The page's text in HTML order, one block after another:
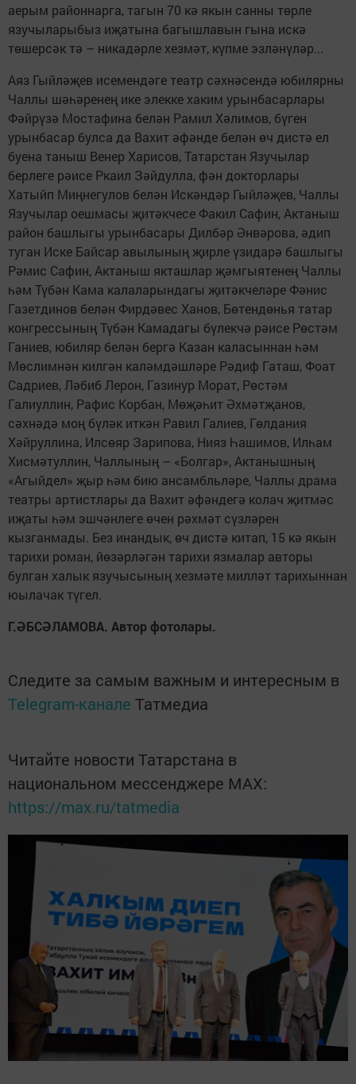
аерым районнарга, тагын 70 кә якын санны төрле
язучыларыбыз иҗатына багышлавын гына искә
төшерсәк тә – никадәрле хезмәт, күпме эзләнүләр...
Аяз Гыйләҗев исемендәге театр сәхнәсендә юбилярны
Чаллы шәһәренең ике элекке хаким урынбасарлары
Фәйрүзә Мостафина белән Рамил Хәлимов, бүген
урынбасар булса да Вахит әфәнде белән өч дистә ел
буена таныш Венер Харисов, Татарстан Язучылар
берлеге рәисе Ркаил Зәйдулла, фән докторлары
Хатыйп Миңнегулов белән Искәндәр Гыйләҗев, Чаллы
Язучылар оешмасы җитәкчесе Факил Сафин, Актаныш
район башлыгы урынбасары Дилбәр Әнвәрова, әдип
туган Иске Байсар авылының җирле үзидарә башлыгы
Рәмис Сафин, Актаныш якташлар җәмгыятенең Чаллы
һәм Түбән Кама калаларындагы җитәкчеләре Фәнис
Газетдинов белән Фирдәвес Ханов, Бөтендөнья татар
конгрессының Түбән Камадагы бүлекчә рәисе Рөстәм
Ганиев, юбиляр белән бергә Казан каласыннан һәм
Мөслимнән килгән каләмдәшләре Рәдиф Гаташ, Фоат
Садриев, Ләбиб Лерон, Газинур Морат, Рөстәм
Галиуллин, Рафис Корбан, Мөҗәһит Әхмәтҗанов,
сәхнәдә моң бүләк иткән Равил Галиев, Гөлдания
Хәйруллина, Илсөяр Зарипова, Нияз Һашимов, Илһам
Хисмәтуллин, Чаллының – «Болгар», Актанышның
«Агыйдел» җыр һәм бию ансамбльләре, Чаллы драма
театры артистлары да Вахит әфәндегә колач җитмәс
иҗаты һәм эшчәнлеге өчен рәхмәт сүзләрен
кызганмады. Без инандык, өч дистә китап, 15 кә якын
тарихи роман, йөзәрләгән тарихи язмалар авторы
булган халык язучысының хезмәте милләт тарихыннан
юылачак түгел.
Г.ӘБСӘЛАМОВА. Автор фотолары.
Следите за самым важным и интересным в
Telegram-канале Татмедиа
Читайте новости Татарстана в
национальном мессенджере MАХ:
https://max.ru/tatmedia